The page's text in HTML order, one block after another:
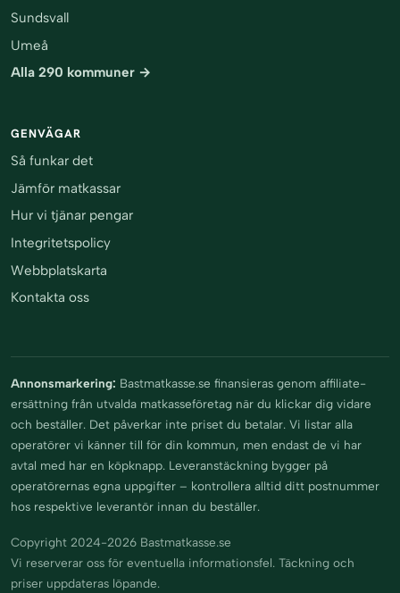
Sundsvall
Umeå
Alla 290 kommuner →
GENVÄGAR
Så funkar det
Jämför matkassar
Hur vi tjänar pengar
Integritetspolicy
Webbplatskarta
Kontakta oss
Annonsmarkering: Bastmatkasse.se finansieras genom affiliate-
ersättning från utvalda matkasseföretag när du klickar dig vidare
och beställer. Det påverkar inte priset du betalar. Vi listar alla
operatörer vi känner till för din kommun, men endast de vi har
avtal med har en köpknapp. Leveranstäckning bygger på
operatörernas egna uppgifter – kontrollera alltid ditt postnummer
hos respektive leverantör innan du beställer.
Copyright 2024-2026 Bastmatkasse.se
Vi reserverar oss för eventuella informationsfel. Täckning och
priser uppdateras löpande.